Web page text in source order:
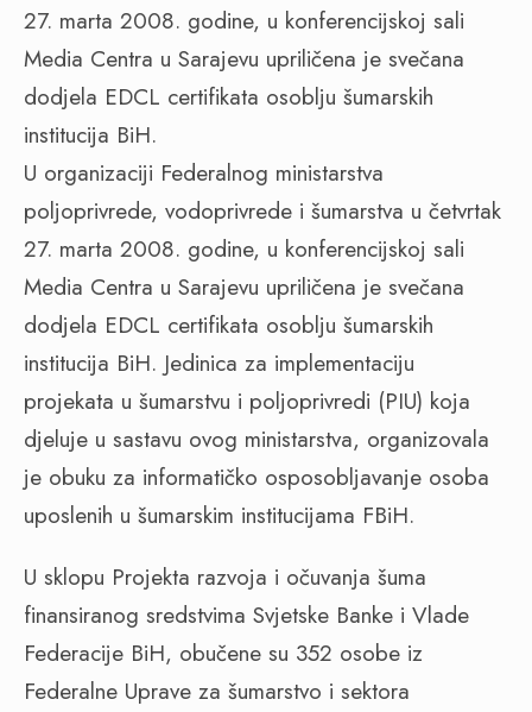
27. marta 2008. godine, u konferencijskoj sali
Media Centra u Sarajevu upriličena je svečana
dodjela EDCL certifikata osoblju šumarskih
institucija BiH.
U organizaciji Federalnog ministarstva
poljoprivrede, vodoprivrede i šumarstva u četvrtak
27. marta 2008. godine, u konferencijskoj sali
Media Centra u Sarajevu upriličena je svečana
dodjela EDCL certifikata osoblju šumarskih
institucija BiH. Jedinica za implementaciju
projekata u šumarstvu i poljoprivredi (PIU) koja
djeluje u sastavu ovog ministarstva, organizovala
je obuku za informatičko osposobljavanje osoba
uposlenih u šumarskim institucijama FBiH.
U sklopu Projekta razvoja i očuvanja šuma
finansiranog sredstvima Svjetske Banke i Vlade
Federacije BiH, obučene su 352 osobe iz
Federalne Uprave za šumarstvo i sektora